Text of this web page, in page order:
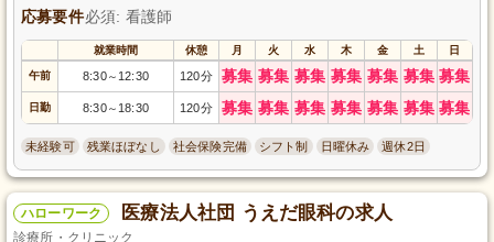
応募要件必須: 看護師
就業時間 休憩 月 火 水 木 金 土 日
午前 8:30～ 12:30 120分 募集 募集 募集 募集 募集 募集 募集
日勤 8:30～ 18:30 120分 募集 募集 募集 募集 募集 募集 募集
未経験可 残業ほぼなし 社会保険完備 シフト制 日曜休み 週休2日
ハローワーク 医療法人社団 うえだ眼科の求人
診療所・クリニック